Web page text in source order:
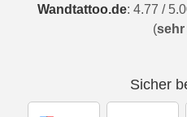
Wandtattoo.de: 4.77 /
(sehr
Sicher